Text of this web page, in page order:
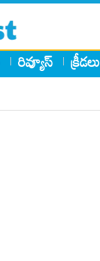
రివ్యూస్ క్రీడలు